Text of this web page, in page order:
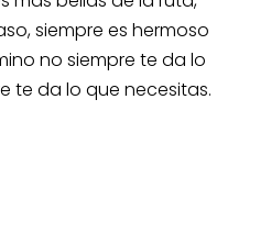
siempre es hermoso
no siempre te da lo
te da lo que necesitas.